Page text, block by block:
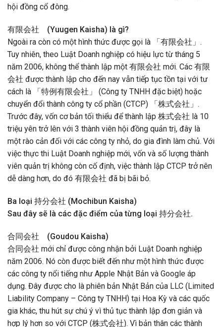
hội đồng cổ đông.
有限会社 (Yuugen Kaisha) là gì?
Ngoài ra còn có một hình thức được gọi là 「有限会社」.
Tuy nhiên, theo Luật Doanh nghiệp có hiệu lực từ tháng 5
năm 2006, không thể thành lập một 有限会社 mới. Các 有限
会社 được thành lập cho đến nay vẫn tiếp tục tồn tại với tư
cách là 「特例有限会社」 (Công ty TNHH đặc biệt) hoặc
chuyển đổi thành công ty cổ phần (CTCP) 「株式会社」.
Trước đây, vốn cơ bản tối thiểu để thành lập 株式会社 là 10
triệu yên trở lên với 3 thành viên hội đồng quản trị, đây là
một rào cản đối với các công ty nhỏ, do gia đình làm chủ. Với
việc thực thi Luật Doanh nghiệp mới, vốn và số lượng thành
viên quản trị không còn cố định, việc thành lập CTCP trở nên
dễ dàng hơn, do đó 有限会社 đã bị bãi bỏ.
Ba loại 持分会社 (Mochibun Kaisha)
Sau đây sẽ là các đặc điểm của từng loại 持分会社.
合同会社 (Goudou Kaisha)
合同会社 mới chỉ được công nhận bởi Luật Doanh nghiệp
năm 2006. Nó còn được biết đến như một hình thức được
các công ty nổi tiếng như Apple Nhật Bản và Google áp
dụng. Đây được cho là phiên bản Nhật Bản của LLC (Limited
Liability Company – Công ty TNHH) tại Hoa Kỳ và các quốc
gia khác, thu hút sự chú ý vì thủ tục thành lập đơn giản và
hợp lý hơn so với CTCP (株式会社). Vì bản thân các thành